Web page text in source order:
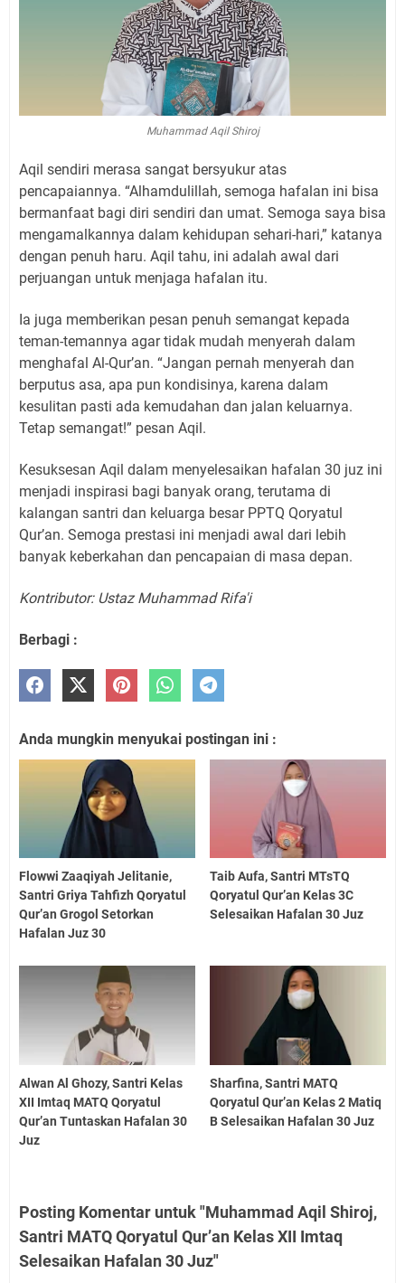
Muhammad Aqil Shiroj
Aqil sendiri merasa sangat bersyukur atas
pencapaiannya. “Alhamdulillah, semoga hafalan ini bisa
bermanfaat bagi diri sendiri dan umat. Semoga saya bisa
mengamalkannya dalam kehidupan sehari-hari,” katanya
dengan penuh haru. Aqil tahu, ini adalah awal dari
perjuangan untuk menjaga hafalan itu.
Ia juga memberikan pesan penuh semangat kepada
teman-temannya agar tidak mudah menyerah dalam
menghafal Al-Qur’an. “Jangan pernah menyerah dan
berputus asa, apa pun kondisinya, karena dalam
kesulitan pasti ada kemudahan dan jalan keluarnya.
Tetap semangat!” pesan Aqil.
Kesuksesan Aqil dalam menyelesaikan hafalan 30 juz ini
menjadi inspirasi bagi banyak orang, terutama di
kalangan santri dan keluarga besar PPTQ Qoryatul
Qur’an. Semoga prestasi ini menjadi awal dari lebih
banyak keberkahan dan pencapaian di masa depan.
Kontributor: Ustaz Muhammad Rifa'i
Berbagi :
Anda mungkin menyukai postingan ini :
Flowwi Zaaqiyah Jelitanie,
Santri Griya Tahfizh Qoryatul
Qur’an Grogol Setorkan
Hafalan Juz 30
Taib Aufa, Santri MTsTQ
Qoryatul Qur’an Kelas 3C
Selesaikan Hafalan 30 Juz
Alwan Al Ghozy, Santri Kelas
XII Imtaq MATQ Qoryatul
Qur’an Tuntaskan Hafalan 30
Juz
Sharfina, Santri MATQ
Qoryatul Qur’an Kelas 2 Matiq
B Selesaikan Hafalan 30 Juz
Posting Komentar untuk "Muhammad Aqil Shiroj,
Santri MATQ Qoryatul Qur’an Kelas XII Imtaq
Selesaikan Hafalan 30 Juz"